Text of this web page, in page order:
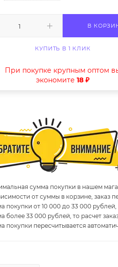
В
КУПИТЬ В 1 КЛИК
При покупке крупным оптом
экономите18 ₽
сумма покупки в нашем
от суммы в корзине, заказ
покупки от 10 000 до 33 000
более 33 000 рублей, то расчет
покупки пересчитывается